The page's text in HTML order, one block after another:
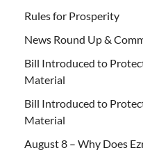
Rules for Prosperity
News Round Up &
Bill Introduced to
Material
Bill Introduced to
Material
August 8 – Why Does